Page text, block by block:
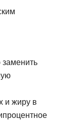
и жиру в